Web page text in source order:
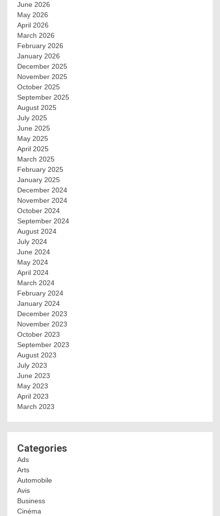
June 2026
May 2026
April 2026
March 2026
February 2026
January 2026
December 2025
November 2025
October 2025
September 2025
August 2025
July 2025
June 2025
May 2025
April 2025
March 2025
February 2025
January 2025
December 2024
November 2024
October 2024
September 2024
August 2024
July 2024
June 2024
May 2024
April 2024
March 2024
February 2024
January 2024
December 2023
November 2023
October 2023
September 2023
August 2023
July 2023
June 2023
May 2023
April 2023
March 2023
Categories
Ads
Arts
Automobile
Avis
Business
Cinéma